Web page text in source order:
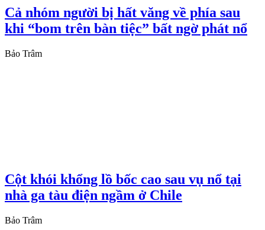
Cả nhóm người bị hất văng về phía sau
khi “bom trên bàn tiệc” bất ngờ phát nổ
Bảo Trâm
Cột khói khổng lồ bốc cao sau vụ nổ tại
nhà ga tàu điện ngầm ở Chile
Bảo Trâm